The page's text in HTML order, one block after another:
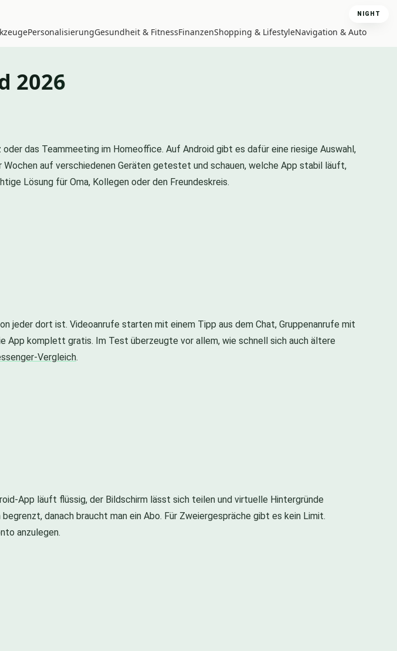
PersonalisierungGesundheit & FitnessFinanzenShopping & LifestyleNavigation & Auto
NIGHT
2026
das Teammeeting im Homeoffice. Auf Android gibt es dafür eine riesige Auswahl,
auf verschiedenen Geräten getestet und schauen, welche App stabil läuft,
Lösung für Oma, Kollegen oder den Freundeskreis.
jeder dort ist. Videoanrufe starten mit einem Tipp aus dem Chat, Gruppenanrufe mit
App komplett gratis. Im Test überzeugte vor allem, wie schnell sich auch ältere
Vergleich.
App läuft flüssig, der Bildschirm lässt sich teilen und virtuelle Hintergründe
danach braucht man ein Abo. Für Zweiergespräche gibt es kein Limit.
anzulegen.